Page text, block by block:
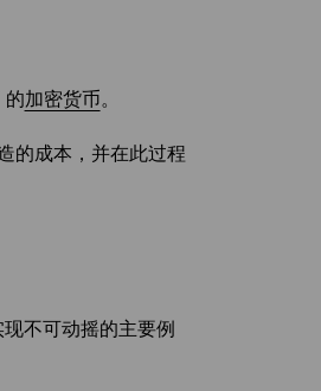
的加密货币。
的成本，并在此过程
不可动摇的主要例